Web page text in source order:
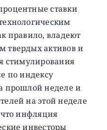
ставки
правило, владеют
твердых активов и
стимулирования
по индексу
прошлой неделе и
на этой неделе
инфляция
инвесторы